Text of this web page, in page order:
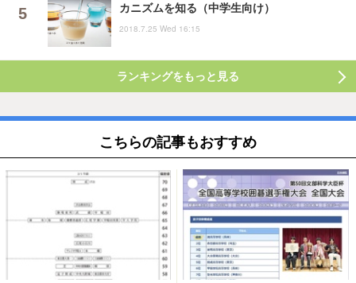
カニズムを知る（中学生向け）
2018.7.25 Wed 16:15
ランキングをもっと見る
こちらの記事もおすすめ